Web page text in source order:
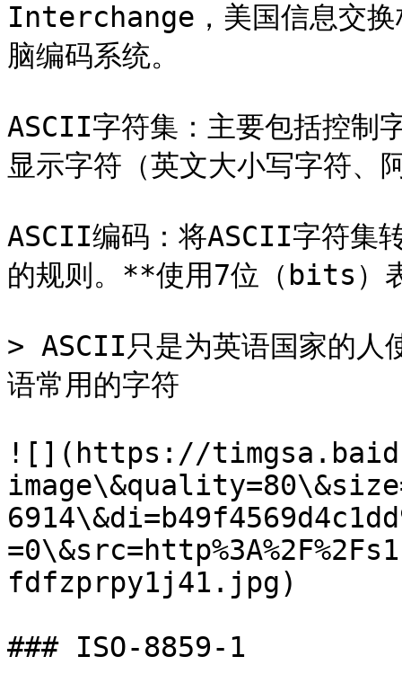
Interchange，美国信息交换
脑编码系统。
ASCII字符集：主要包括控制
显示字符（英文大小写字符、
ASCII编码：将ASCII字符集
的规则。**使用7位（bits）
> ASCII只是为英语国家的人
语常用的字符
![](https://
fdfzprpy1j41.jpg)
### ISO-8859-1